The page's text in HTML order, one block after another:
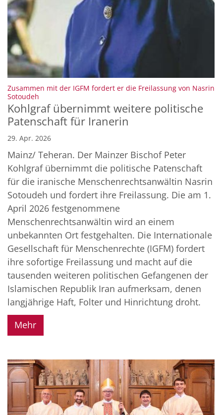
Zusammen mit der IGFM fordert er die Freilassung von Nasrin
Sotoudeh
Kohlgraf übernimmt weitere politische
Patenschaft für Iranerin
29. Apr. 2026
Mainz/ Teheran. Der Mainzer Bischof Peter
Kohlgraf übernimmt die politische Patenschaft
für die iranische Menschenrechtsanwältin Nasrin
Sotoudeh und fordert ihre Freilassung. Die am 1.
April 2026 festgenommene
Menschenrechtsanwältin wird an einem
unbekannten Ort festgehalten. Die Internationale
Gesellschaft für Menschenrechte (IGFM) fordert
ihre sofortige Freilassung und macht auf die
tausenden weiteren politischen Gefangenen der
Islamischen Republik Iran aufmerksam, denen
langjährige Haft, Folter und Hinrichtung droht.
Mehr